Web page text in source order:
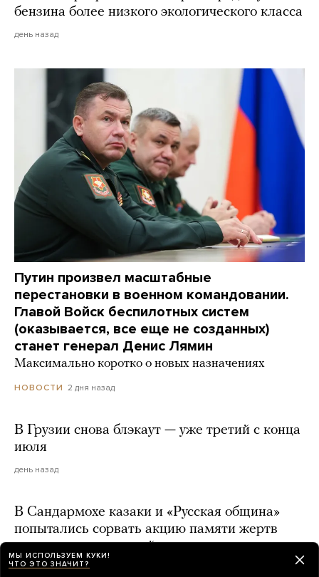
бензина более низкого экологического класса
день назад
Путин произвел масштабные
перестановки в военном командовании.
Главой Войск беспилотных систем
(оказывается, все еще не созданных)
станет генерал Денис Лямин
Максимально коротко о новых назначениях
НОВОСТИ 2 дня назад
В Грузии снова блэкаут — уже третий с конца
июля
день назад
В Сандармохе казаки и «Русская община»
попытались сорвать акцию памяти жертв
сталинских репрессий
день назад
МЫ ИСПОЛЬЗУЕМ КУКИ!
ЧТО ЭТО ЗНАЧИТ?